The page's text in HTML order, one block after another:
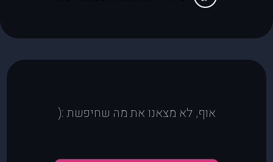
אוף, לא מצאנו את מה שחיפשת :(